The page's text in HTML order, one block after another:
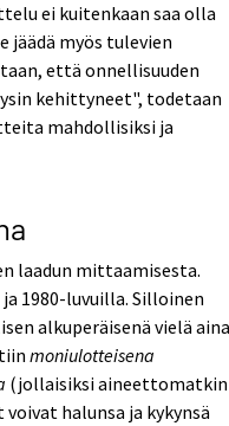
ei kuitenkaan saa olla
jäädä myös tulevien
että onnellisuuden
kehittyneet", todetaan
mahdollisiksi ja
laadun mittaamisesta.
1980-luvuilla. Silloinen
alkuperäisenä vielä
moniulotteisena
(jollaisiksi aineettomatkin
halunsa ja kykynsä